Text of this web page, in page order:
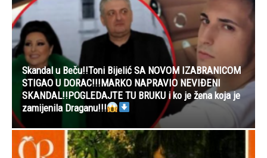
Skandal u Beču!!Toni Bijelić SA NOVOM IZABRANICOM
STIGAO U DORAC!!!MARKO NAPRAVIO NEVIĐENI
SKANDAL!!POGLEDAJTE TU BRUKU i ko je žena koja je
zamijenila Draganu!!!